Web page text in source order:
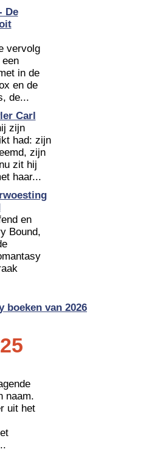
De
vervolg
in de
en de
de...
Carl
zijn
had: zijn
zijn
zit hij
haar...
en
Bound,
boeken van 2026
naam.
uit het